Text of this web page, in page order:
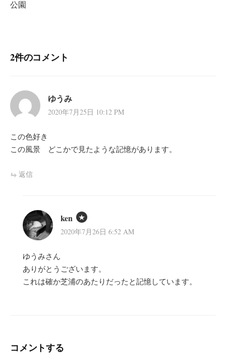
ゲ
ョ
公園
2件のコメント
ゆうみ
2020年7月25日 10:12 PM
この色好き
この風景 どこかで見たような記憶があります。
返信
ken
2020年7月26日 6:52 AM
ゆうみさん
ありがとうございます。
これは確か芝浦のあたりだったと記憶しています。
コメントする